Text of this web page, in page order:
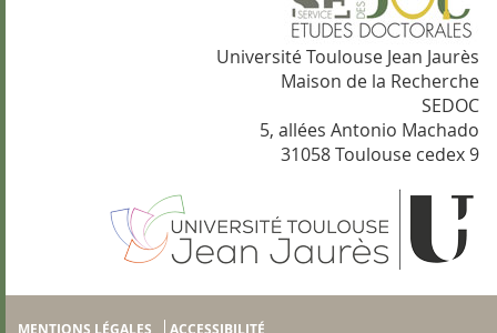
Université Toulouse Jean Jaurès
Maison de la Recherche
SEDOC
5, allées Antonio Machado
31058 Toulouse cedex 9